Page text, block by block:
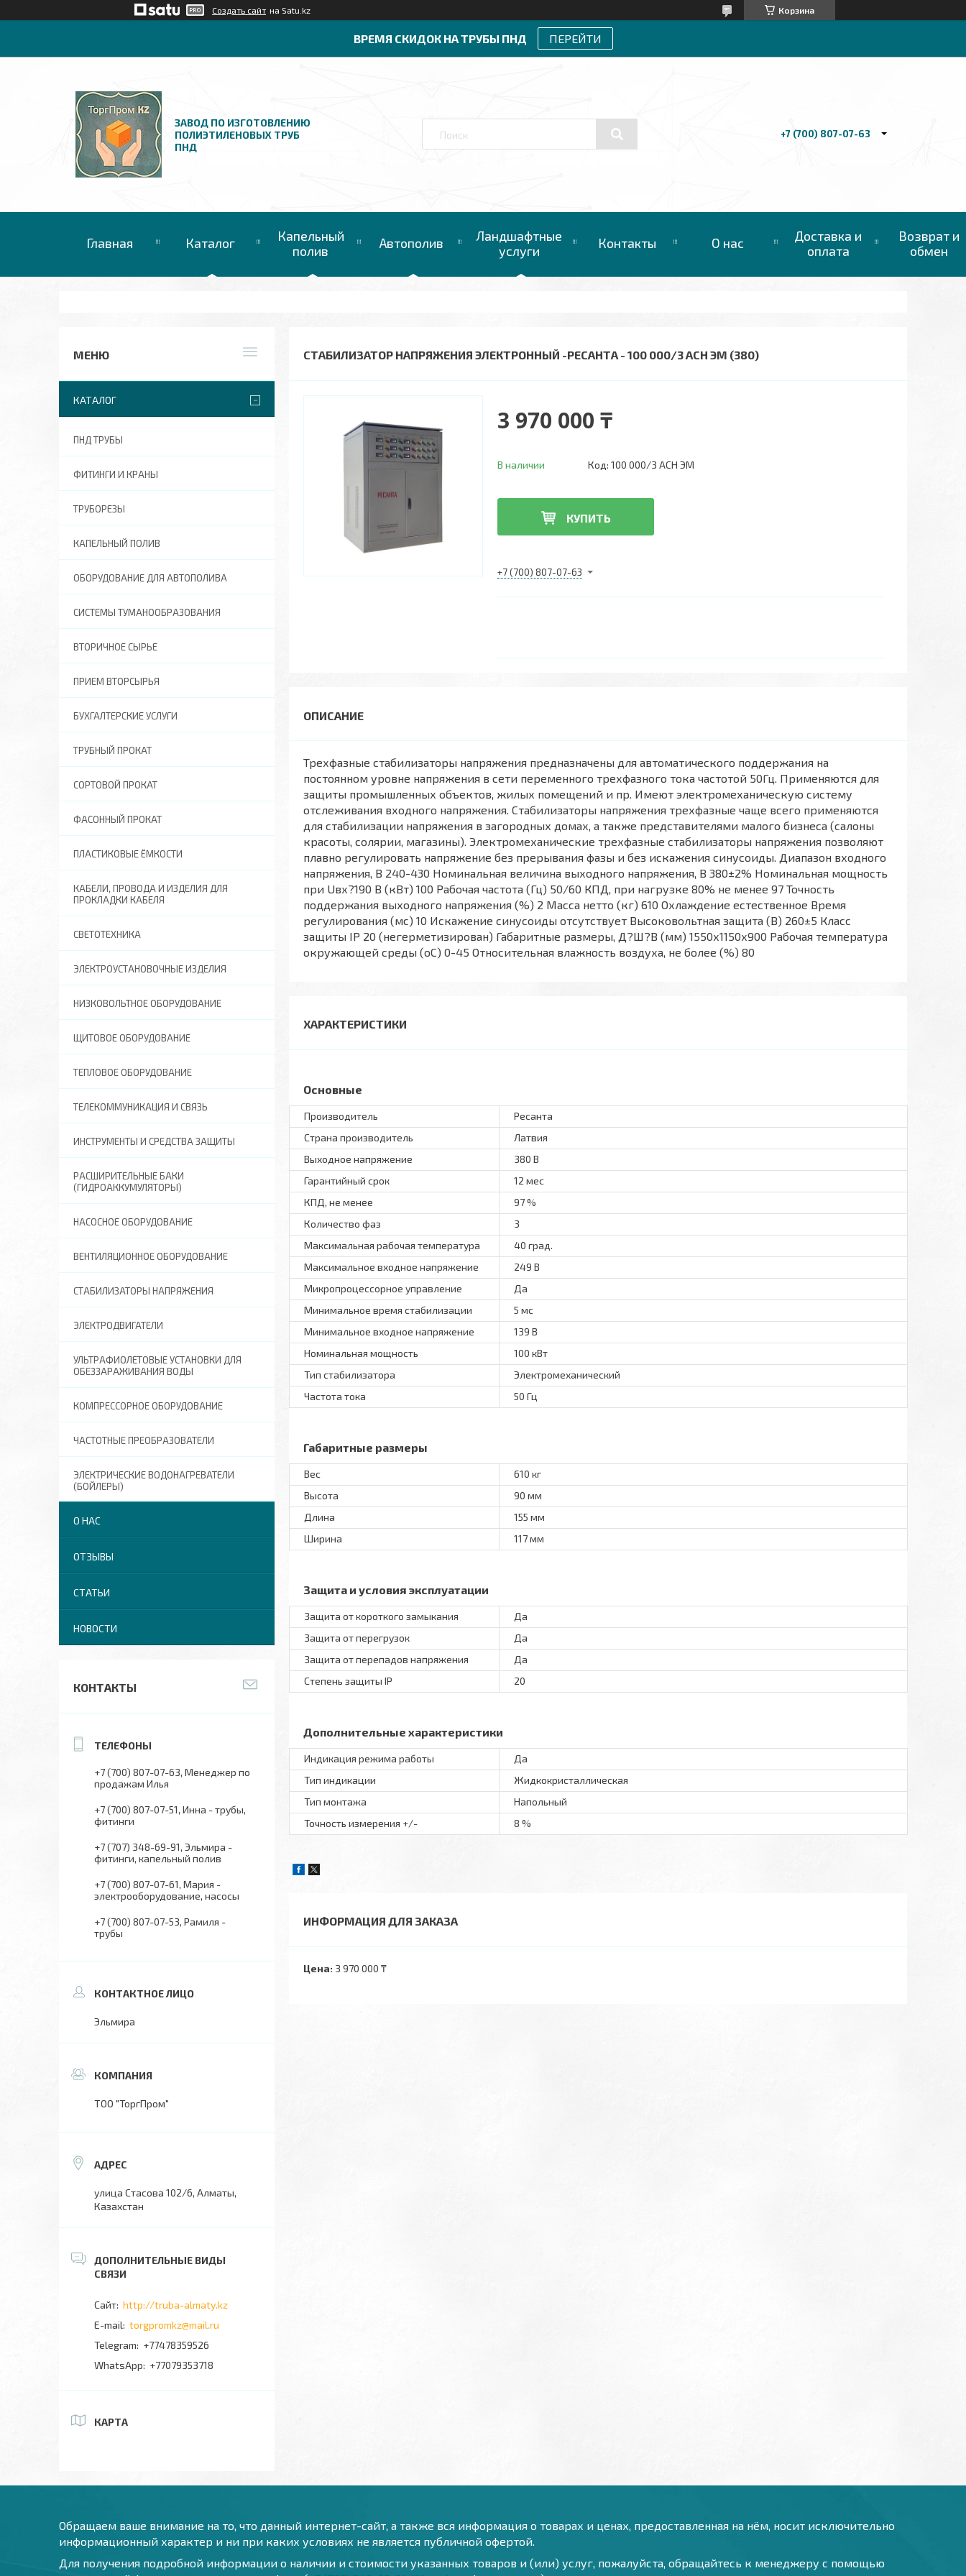
Создать сайт на Satu.kz Корзина
ВРЕМЯ СКИДОК НА ТРУБЫ ПНД ПЕРЕЙТИ
ЗАВОД ПО ИЗГОТОВЛЕНИЮ
ПОЛИЭТИЛЕНОВЫХ ТРУБ
ПНД
+7 (700) 807-07-63
Главная Каталог
Капельный
полив
Автополив
Ландшафтные
услуги
Контакты О нас
Доставка и
оплата
Возврат и
обмен
СТАБИЛИЗАТОР НАПРЯЖЕНИЯ ЭЛЕКТРОННЫЙ -РЕСАНТА - 100 000/3 АСН ЭМ (380)
3 970 000 ₸
В наличии Код: 100 000/3 АСН ЭМ
КУПИТЬ
+7 (700) 807-07-63
Трехфазные стабилизаторы напряжения предназначены для автоматического поддержания на
постоянном уровне напряжения в сети переменного трехфазного тока частотой 50Гц. Применяются для
защиты промышленных объектов, жилых помещений и пр. Имеют электромеханическую систему
отслеживания входного напряжения. Стабилизаторы напряжения трехфазные чаще всего применяются
для стабилизации напряжения в загородных домах, а также представителями малого бизнеса (салоны
красоты, солярии, магазины). Электромеханические трехфазные стабилизаторы напряжения позволяют
плавно регулировать напряжение без прерывания фазы и без искажения синусоиды. Диапазон входного
напряжения, В 240-430 Номинальная величина выходного напряжения, В 380±2% Номинальная мощность
при Uвх?190 В (кВт) 100 Рабочая частота (Гц) 50/60 КПД, при нагрузке 80% не менее 97 Точность
поддержания выходного напряжения (%) 2 Масса нетто (кг) 610 Охлаждение естественное Время
регулирования (мс) 10 Искажение синусоиды отсутствует Высоковольтная защита (В) 260±5 Класс
защиты IP 20 (негерметизирован) Габаритные размеры, Д?Ш?В (мм) 1550х1150х900 Рабочая температура
окружающей среды (оС) 0-45 Относительная влажность воздуха, не более (%) 80
ХАРАКТЕРИСТИКИ
Основные
Производитель
Ресанта
Страна производитель
Латвия
Выходное напряжение
380 В
Гарантийный срок
12 мес
КПД, не менее
97 %
Количество фаз
3
Максимальная рабочая температура
40 град.
Максимальное входное напряжение
249 В
Микропроцессорное управление
Да
Минимальное время стабилизации
5 мс
Минимальное входное напряжение
139 В
Номинальная мощность
100 кВт
Тип стабилизатора
Электромеханический
Частота тока
50 Гц
Габаритные размеры
Вес
610 кг
Высота
90 мм
Длина
155 мм
Ширина
117 мм
Защита и условия эксплуатации
Защита от короткого замыкания
Да
Защита от перегрузок
Да
Защита от перепадов напряжения
Да
Степень защиты IP
20
Дополнительные характеристики
Индикация режима работы
Да
Тип индикации
Жидкокристаллическая
Тип монтажа
Напольный
Точность измерения +/-
8 %
ИНФОРМАЦИЯ ДЛЯ ЗАКАЗА
Цена: 3 970 000 ₸
КАТАЛОГ
ПНД ТРУБЫ
ФИТИНГИ И КРАНЫ
ТРУБОРЕЗЫ
КАПЕЛЬНЫЙ ПОЛИВ
ОБОРУДОВАНИЕ ДЛЯ АВТОПОЛИВА
СИСТЕМЫ ТУМАНООБРАЗОВАНИЯ
ВТОРИЧНОЕ СЫРЬЕ
ПРИЕМ ВТОРСЫРЬЯ
БУХГАЛТЕРСКИЕ УСЛУГИ
ТРУБНЫЙ ПРОКАТ
СОРТОВОЙ ПРОКАТ
ФАСОННЫЙ ПРОКАТ
ПЛАСТИКОВЫЕ ЁМКОСТИ
КАБЕЛИ, ПРОВОДА И ИЗДЕЛИЯ ДЛЯ
ПРОКЛАДКИ КАБЕЛЯ
СВЕТОТЕХНИКА
ЭЛЕКТРОУСТАНОВОЧНЫЕ ИЗДЕЛИЯ
НИЗКОВОЛЬТНОЕ ОБОРУДОВАНИЕ
ЩИТОВОЕ ОБОРУДОВАНИЕ
ТЕПЛОВОЕ ОБОРУДОВАНИЕ
ТЕЛЕКОММУНИКАЦИЯ И СВЯЗЬ
ИНСТРУМЕНТЫ И СРЕДСТВА ЗАЩИТЫ
РАСШИРИТЕЛЬНЫЕ БАКИ
(ГИДРОАККУМУЛЯТОРЫ)
НАСОСНОЕ ОБОРУДОВАНИЕ
ВЕНТИЛЯЦИОННОЕ ОБОРУДОВАНИЕ
СТАБИЛИЗАТОРЫ НАПРЯЖЕНИЯ
ЭЛЕКТРОДВИГАТЕЛИ
УЛЬТРАФИОЛЕТОВЫЕ УСТАНОВКИ ДЛЯ
ОБЕЗЗАРАЖИВАНИЯ ВОДЫ
КОМПРЕССОРНОЕ ОБОРУДОВАНИЕ
ЧАСТОТНЫЕ ПРЕОБРАЗОВАТЕЛИ
ЭЛЕКТРИЧЕСКИЕ ВОДОНАГРЕВАТЕЛИ
(БОЙЛЕРЫ)
О НАС
ОТЗЫВЫ
СТАТЬИ
НОВОСТИ
КОНТАКТЫ
+7 (700) 807-07-63 Менеджер по
продажам Илья
+7 (700) 807-07-51 Инна - трубы,
фитинги
+7 (707) 348-69-91 Эльмира -
фитинги, капельный полив
+7 (700) 807-07-61 Мария -
электрооборудование, насосы
+7 (700) 807-07-53 Рамиля -
трубы
Эльмира
ТОО "ТоргПром"
улица Стасова 102/6, Алматы,
Казахстан
http://truba-almaty.kz
torgpromkz@mail.ru
+77478359526
+77079353718
КАРТА
Обращаем ваше внимание на то, что данный интернет-сайт, а также вся информация о товарах и ценах, предоставленная на нём, носит исключительно
информационный характер и ни при каких условиях не является публичной офертой.
Для получения подробной информации о наличии и стоимости указанных товаров и (или) услуг, пожалуйста, обращайтесь к менеджеру с помощью